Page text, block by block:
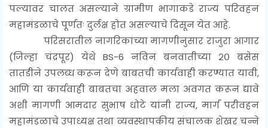
पल्यावर चालत असल्याने ग्रामीण भागाकडे राज्य परिवहन
महामंडळाचे पूर्णतः दुर्लक्ष होत असल्याचे दिसून येत आहे.
परिसरातील नागरिकांच्या मागणीनुसार राजुरा आगार
(जिल्हा चंद्रपूर) येथे BS-6 नविन बनवातीच्या २० बसेस
तातडीने उपलब्ध करून देणे बाबतची कार्यवाही करण्यात यावी,
आणि या कार्यवाही बाबतचा अहवाल मला अवगत करून द्यावे
अशी मागणी आमदार सुभाष धोटे यांनी राज्य, मार्ग परीवहन
महामंडळाचे उपाध्यक्ष तथा व्यवस्थापकीय संचालक शेखर चन्ने